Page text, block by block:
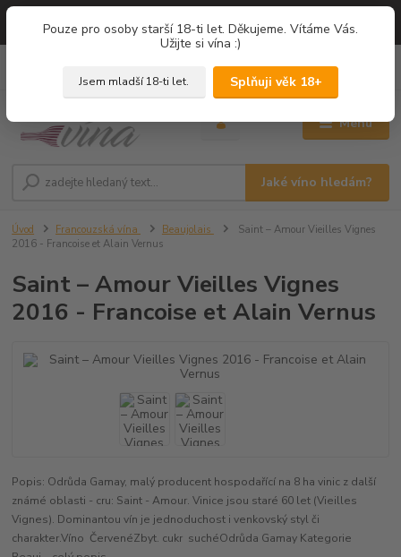
===
Pouze pro osoby starší 18-ti let. Děkujeme. Vítáme Vás.
Užijte si vína :)
Jsem mladší 18-ti let. Splňuji věk 18+
Menu
Jaké víno hledám?
0,00 Kč
Úvod Francouzská vína Beaujolais
Saint – Amour Vieilles Vignes
2016 - Francoise et Alain Vernus
Saint – Amour Vieilles Vignes
2016 - Francoise et Alain Vernus
Popis: Odrůda Gamay, malý producent hospodařící na 8 ha vinic z další
známé oblasti - cru: Saint - Amour. Vinice jsou staré 60 let (Vieilles
Vignes). Dominantou vín je jednoduchost i venkovský styl či
charakter.Víno ČervenéZbyt. cukr suchéOdrůda Gamay Kategorie